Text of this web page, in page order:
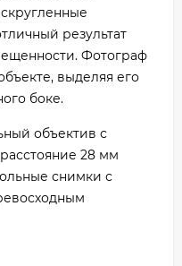
результат
Фотограф
выделяя его
боке.
объектив с
28 мм
снимки с